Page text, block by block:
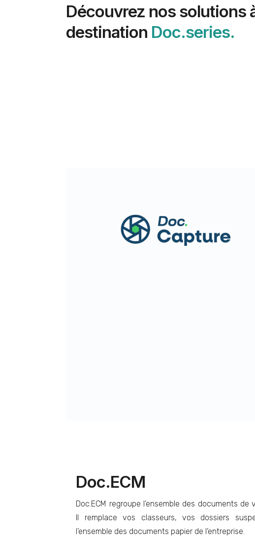
Découvrez nos solutions
destination Doc.series.
Doc.ECM
Doc.ECM regroupe l’ensemble des documents de
Il remplace vos classeurs, vos dossiers
l’ensemble des documents papier de l’entreprise.